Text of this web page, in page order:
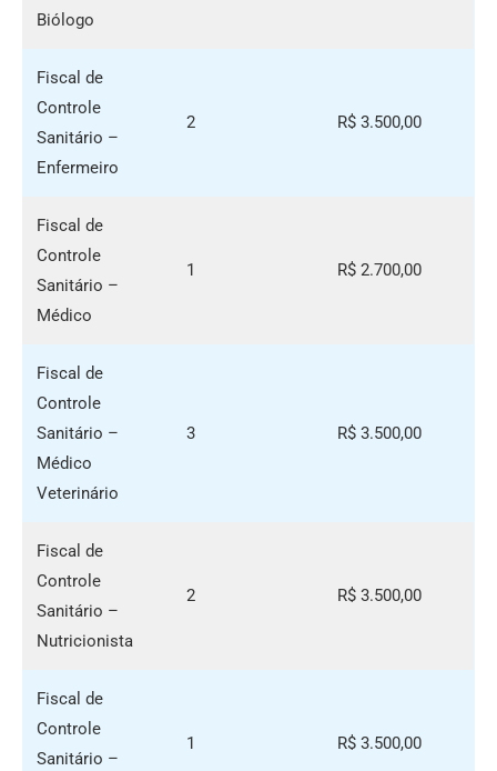
Biólogo
Fiscal de
Controle
Sanitário –
Enfermeiro
2 R$ 3.500,00
Fiscal de
Controle
Sanitário –
Médico
1 R$ 2.700,00
Fiscal de
Controle
Sanitário –
Médico
Veterinário
3 R$ 3.500,00
Fiscal de
Controle
Sanitário –
Nutricionista
2 R$ 3.500,00
Fiscal de
Controle
Sanitário –
1 R$ 3.500,00